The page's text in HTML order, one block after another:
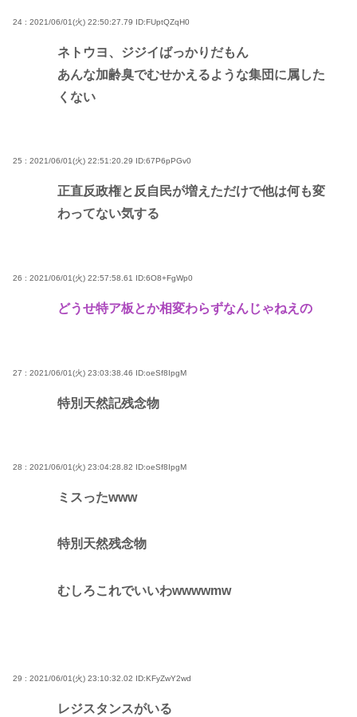
24 : 2021/06/01(火) 22:50:27.79 ID:FUptQZqH0
ネトウヨ、ジジイばっかりだもん
あんな加齢臭でむせかえるような集団に属した
くない
25 : 2021/06/01(火) 22:51:20.29 ID:67P6pPGv0
正直反政権と反自民が増えただけで他は何も変
わってない気する
26 : 2021/06/01(火) 22:57:58.61 ID:6O8+FgWp0
どうせ特ア板とか相変わらずなんじゃねえの
27 : 2021/06/01(火) 23:03:38.46 ID:oeSf8IpgM
特別天然記残念物
28 : 2021/06/01(火) 23:04:28.82 ID:oeSf8IpgM
ミスったwww
特別天然残念物
むしろこれでいいわwwwwmw
29 : 2021/06/01(火) 23:10:32.02 ID:KFyZwY2wd
レジスタンスがいる